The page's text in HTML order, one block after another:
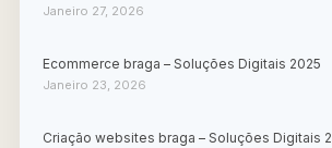
Janeiro 27, 2026
Ecommerce braga – Soluções Digitais 2025
Janeiro 23, 2026
Criação websites braga – Soluções Digitais